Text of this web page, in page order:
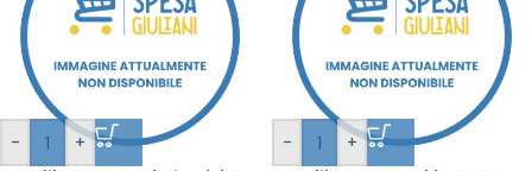
- + - +